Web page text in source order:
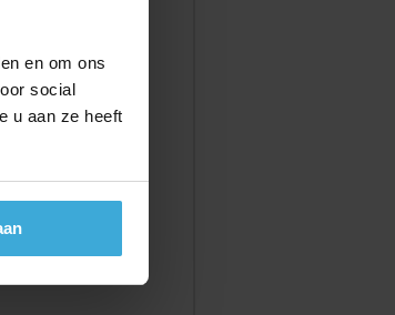
en om ons
social
u aan ze heeft